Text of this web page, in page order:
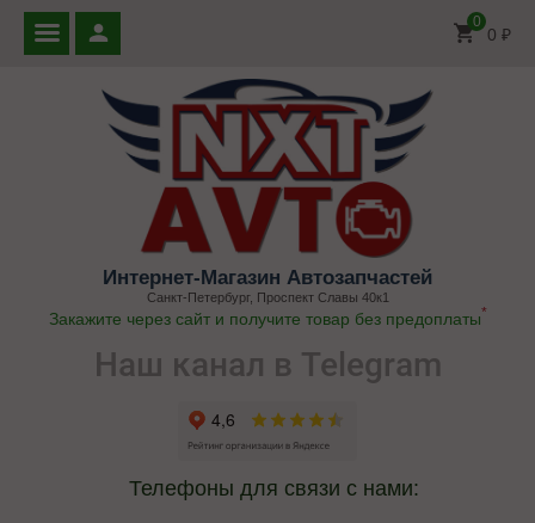
0
0 ₽
Интернет-Магазин Автозапчастей
Санкт-Петербург, Проспект Славы 40к1
Закажите через сайт и получите товар без предоплаты*
Наш канал в Telegram
Телефоны для связи с нами: